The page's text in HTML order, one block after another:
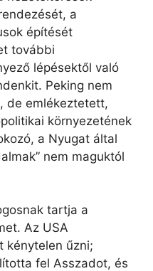
a
építését
további
lépésektől való
Peking nem
de emlékeztetett,
környezetének
a Nyugat által
nem maguktól
tartja a
Az USA
kénytelen űzni;
fel Asszadot, és